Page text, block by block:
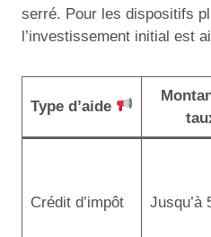
serré. Pour les dispositifs
l’investissement initial est
Type d’aide
Crédit d’impôt Jusqu’à